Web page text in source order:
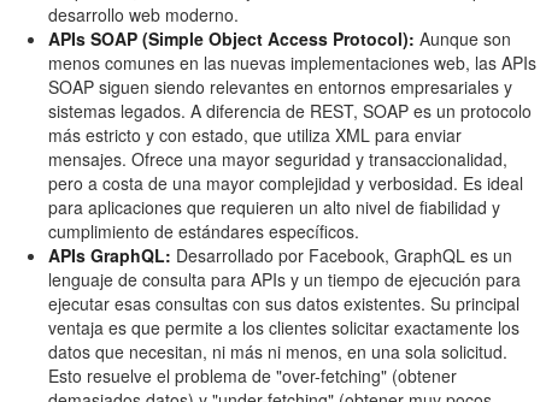
desarrollo web moderno.
APIs SOAP (Simple Object Access Protocol): Aunque son
menos comunes en las nuevas implementaciones web, las APIs
SOAP siguen siendo relevantes en entornos empresariales y
sistemas legados. A diferencia de REST, SOAP es un protocolo
más estricto y con estado, que utiliza XML para enviar
mensajes. Ofrece una mayor seguridad y transaccionalidad,
pero a costa de una mayor complejidad y verbosidad. Es ideal
para aplicaciones que requieren un alto nivel de fiabilidad y
cumplimiento de estándares específicos.
APIs GraphQL: Desarrollado por Facebook, GraphQL es un
lenguaje de consulta para APIs y un tiempo de ejecución para
ejecutar esas consultas con sus datos existentes. Su principal
ventaja es que permite a los clientes solicitar exactamente los
datos que necesitan, ni más ni menos, en una sola solicitud.
Esto resuelve el problema de "over-fetching" (obtener